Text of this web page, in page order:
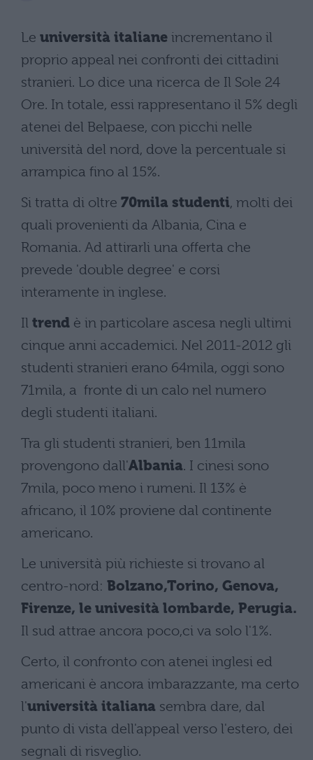
Le università italiane incrementano il
proprio appeal nei confronti dei cittadini
stranieri. Lo dice una ricerca de Il Sole 24
Ore. In totale, essi rappresentano il 5% degli
atenei del Belpaese, con picchi nelle
università del nord, dove la percentuale si
arrampica fino al 15%.
Si tratta di oltre 70mila studenti, molti dei
quali provenienti da Albania, Cina e
Romania. Ad attirarli una offerta che
prevede 'double degree' e corsi
interamente in inglese.
Il trend è in particolare ascesa negli ultimi
cinque anni accademici. Nel 2011-2012 gli
studenti stranieri erano 64mila, oggi sono
71mila, a fronte di un calo nel numero
degli studenti italiani.
Tra gli studenti stranieri, ben 11mila
provengono dall'Albania. I cinesi sono
7mila, poco meno i rumeni. Il 13% è
africano, il 10% proviene dal continente
americano.
Le università più richieste si trovano al
centro-nord: Bolzano,Torino, Genova,
Firenze, le univesità lombarde, Perugia.
Il sud attrae ancora poco,ci va solo l'1%.
Certo, il confronto con atenei inglesi ed
americani è ancora imbarazzante, ma certo
l'università italiana sembra dare, dal
punto di vista dell'appeal verso l'estero, dei
segnali di risveglio.